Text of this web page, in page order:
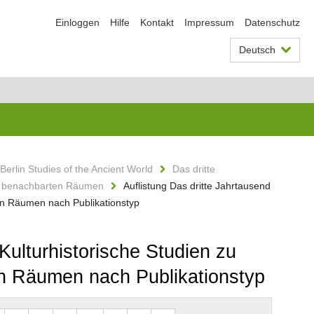
Einloggen Hilfe Kontakt Impressum Datenschutz
Deutsch
Berlin Studies of the Ancient World
Das dritte
Räumen
Auflistung Das dritte Jahrtausend
Räumen nach Publikationstyp
Studien zu
Räumen nach Publikationstyp